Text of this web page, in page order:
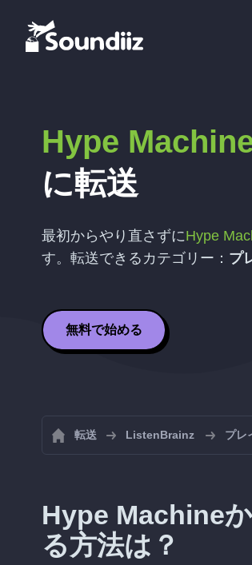
Hype
に転送
最初からやり直さずにHype
す。転送できるカテゴリー： プ
無料で始める
転送 ListenBrainz プレ
Hype Machine
る方法は？